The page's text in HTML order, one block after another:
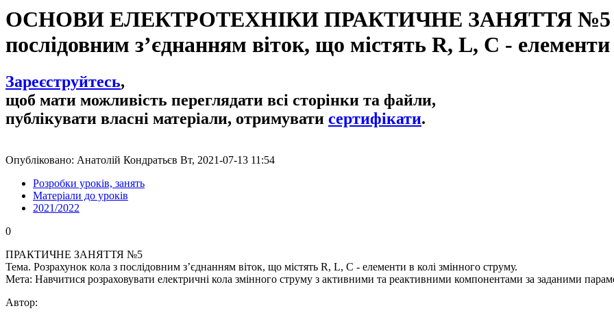
ОСНОВИ ЕЛЕКТРОТЕХНІКИ ПРАКТИЧНЕ ЗАНЯТТЯ №5
послідовним з’єднанням віток, що містять R, L, C - елементи
Зареєструйтесь,
щоб мати можливість переглядати всі сторінки та файли,
публікувати власні матеріали, отримувати сертифікати.
Опубліковано: Анатолій Кондратьєв Вт, 2021-07-13 11:54
Розробки уроків, занять
Матеріали до уроків
2021/2022
0
ПРАКТИЧНЕ ЗАНЯТТЯ №5
Тема. Розрахунок кола з послідовним з’єднанням віток, що містять R, L, C - елементи в колі змінного струму.
Мета: Навчитися розраховувати електричні кола змінного струму з активними та реактивними компонентами за заданими
Автор: